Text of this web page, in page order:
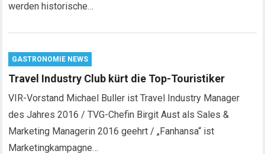
werden historische…
GASTRONOMIE NEWS
Travel Industry Club kürt die Top-Touristiker
VIR-Vorstand Michael Buller ist Travel Industry Manager
des Jahres 2016 / TVG-Chefin Birgit Aust als Sales &
Marketing Managerin 2016 geehrt / „Fanhansa“ ist
Marketingkampagne…